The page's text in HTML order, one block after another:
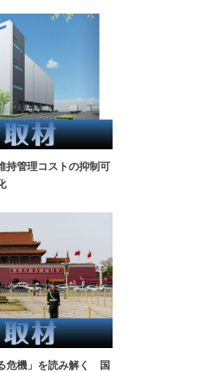
持管理コストの抑制可
危機」を読み解く 国